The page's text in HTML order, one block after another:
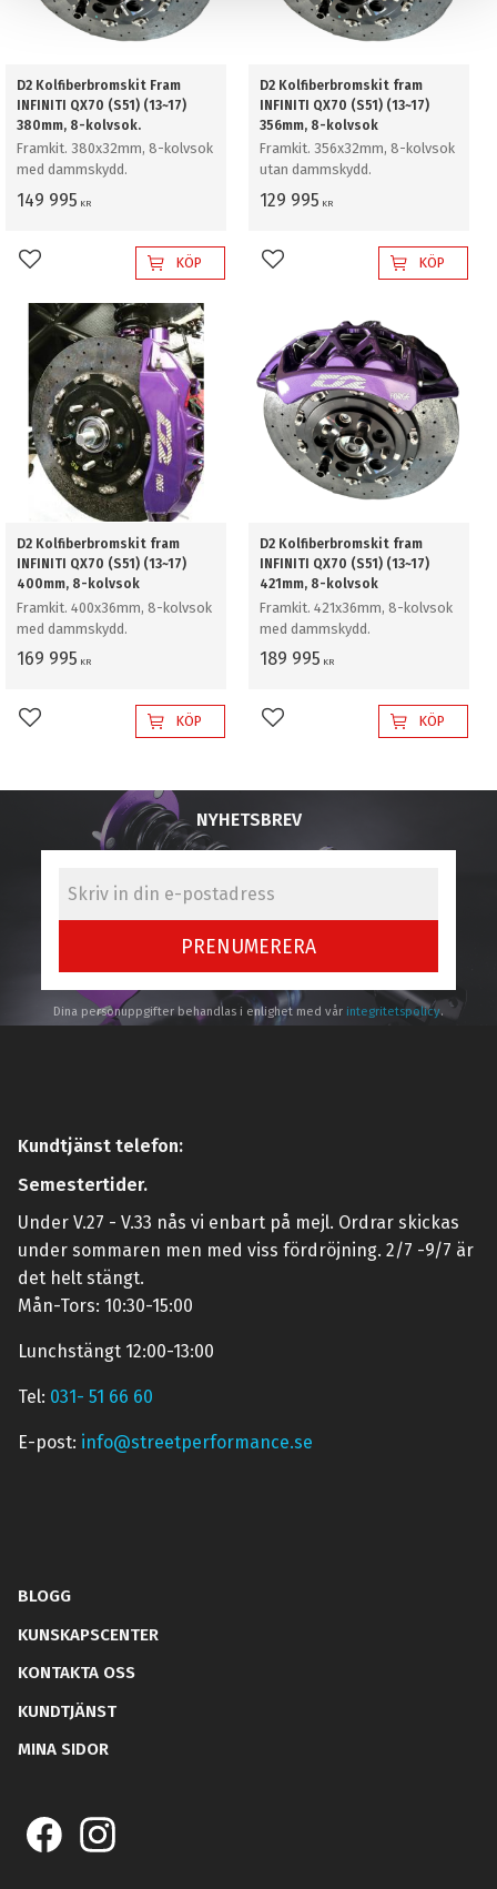
D2 Kolfiberbromskit Fram
INFINITI QX70 (S51) (13~17)
380mm, 8-kolvsok.
Framkit. 380x32mm, 8-kolvsok
med dammskydd.
149 995 KR
Lägg till i favoriterKÖP
D2 Kolfiberbromskit fram
INFINITI QX70 (S51) (13~17)
356mm, 8-kolvsok
Framkit. 356x32mm, 8-kolvsok
utan dammskydd.
129 995 KR
Lägg till i favoriterKÖP
D2 Kolfiberbromskit fram
INFINITI QX70 (S51) (13~17)
400mm, 8-kolvsok
Framkit. 400x36mm, 8-kolvsok
med dammskydd.
169 995 KR
Lägg till i favoriterKÖP
D2 Kolfiberbromskit fram
INFINITI QX70 (S51) (13~17)
421mm, 8-kolvsok
Framkit. 421x36mm, 8-kolvsok
med dammskydd.
189 995 KR
Lägg till i favoriterKÖP
NYHETSBREV
PRENUMERERA
Dina personuppgifter behandlas i enlighet med vår integritetspolicy.
Kundtjänst telefon:
Semestertider.
Under V.27 - V.33 nås vi enbart på mejl. Ordrar skickas
under sommaren men med viss fördröjning. 2/7 -9/7 är
det helt stängt.
Mån-Tors: 10:30-15:00
Lunchstängt 12:00-13:00
Tel: 031- 51 66 60
E-post: info@streetperformance.se
BLOGG
KUNSKAPSCENTER
KONTAKTA OSS
KUNDTJÄNST
MINA SIDOR